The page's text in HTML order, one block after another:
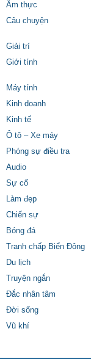
Ẩm thực
Câu chuyện
Giải trí
Giới tính
Máy tính
Kinh doanh
Kinh tế
Ô tô – Xe máy
Phóng sự điều tra
Audio
Sự cố
Làm đẹp
Chiến sự
Bóng đá
Tranh chấp Biển Đông
Du lịch
Truyện ngắn
Đắc nhân tâm
Đời sống
Vũ khí